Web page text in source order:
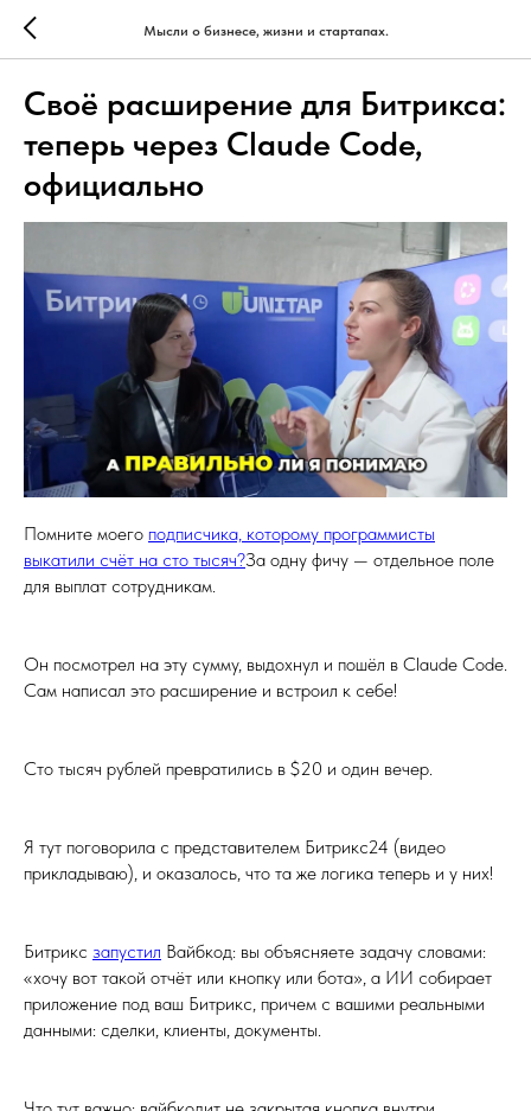
Мысли о бизнесе, жизни и стартапах.
Своё расширение для Битрикса:
теперь через Claude Code,
официально
Помните моего подписчика, которому программисты
выкатили счёт на сто тысяч?За одну фичу — отдельное поле
для выплат сотрудникам.
Он посмотрел на эту сумму, выдохнул и пошёл в Claude Code.
Сам написал это расширение и встроил к себе!
Сто тысяч рублей превратились в $20 и один вечер.
Я тут поговорила с представителем Битрикс24 (видео
прикладываю), и оказалось, что та же логика теперь и у них!
Битрикс запустил Вайбкод: вы объясняете задачу словами:
«хочу вот такой отчёт или кнопку или бота», а ИИ собирает
приложение под ваш Битрикс, причем с вашими реальными
данными: сделки, клиенты, документы.